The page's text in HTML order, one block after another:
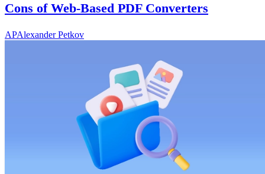
Cons of Web-Based PDF Converters
APAlexander Petkov